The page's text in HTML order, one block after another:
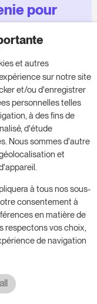
pour
entreprise,
votre
et autres
sur notre site
et/ou d'enregistrer
personnelles telles
à des fins de
d'étude
Nous sommes d'autre
et
à tous nos sous-
consentement à
en matière de
respectons vos choix,
de navigation